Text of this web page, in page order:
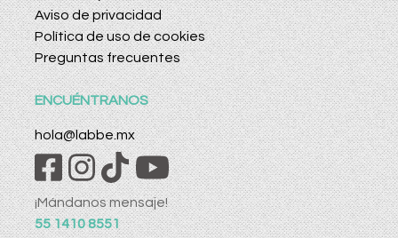
Aviso de privacidad
Política de uso de cookies
Preguntas frecuentes
ENCUÉNTRANOS
hola@labbe.mx
¡Mándanos mensaje!
55 1410 8551